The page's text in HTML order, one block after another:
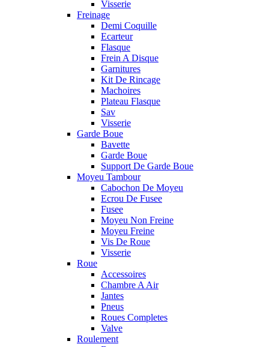
Visserie
Freinage
Demi Coquille
Ecarteur
Flasque
Frein A Disque
Garnitures
Kit De Rincage
Machoires
Plateau Flasque
Sav
Visserie
Garde Boue
Bavette
Garde Boue
Support De Garde Boue
Moyeu Tambour
Cabochon De Moyeu
Ecrou De Fusee
Fusee
Moyeu Non Freine
Moyeu Freine
Vis De Roue
Visserie
Roue
Accessoires
Chambre A Air
Jantes
Pneus
Roues Completes
Valve
Roulement